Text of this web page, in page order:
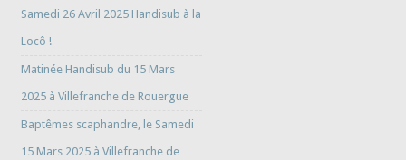
Samedi 26 Avril 2025 Handisub à la
Locô !
Matinée Handisub du 15 Mars
2025 à Villefranche de Rouergue
Baptêmes scaphandre, le Samedi
15 Mars 2025 à Villefranche de